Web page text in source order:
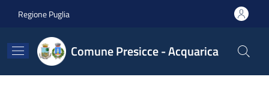
Regione Puglia
Comune Presicce - Acquarica